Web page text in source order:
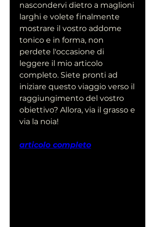
nascondervi dietro a maglioni
larghi e volete finalmente
mostrare il vostro addome
tonico e in forma, non
perdete l'occasione di
leggere il mio articolo
completo. Siete pronti ad
iniziare questo viaggio verso il
raggiungimento del vostro
obiettivo? Allora, via il grasso e
via la noia!
articolo completo